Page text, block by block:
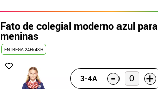
Fato de colegial moderno azul para
meninas
ENTREGA 24H/48H
3-4A - +